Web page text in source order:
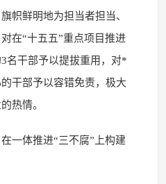
帜鲜明地为担当者担当、
在“十五五”重点项目推进
名干部予以提拔重用，对*
干部予以容错免责，极大
热情。
一体推进“三不腐”上构建